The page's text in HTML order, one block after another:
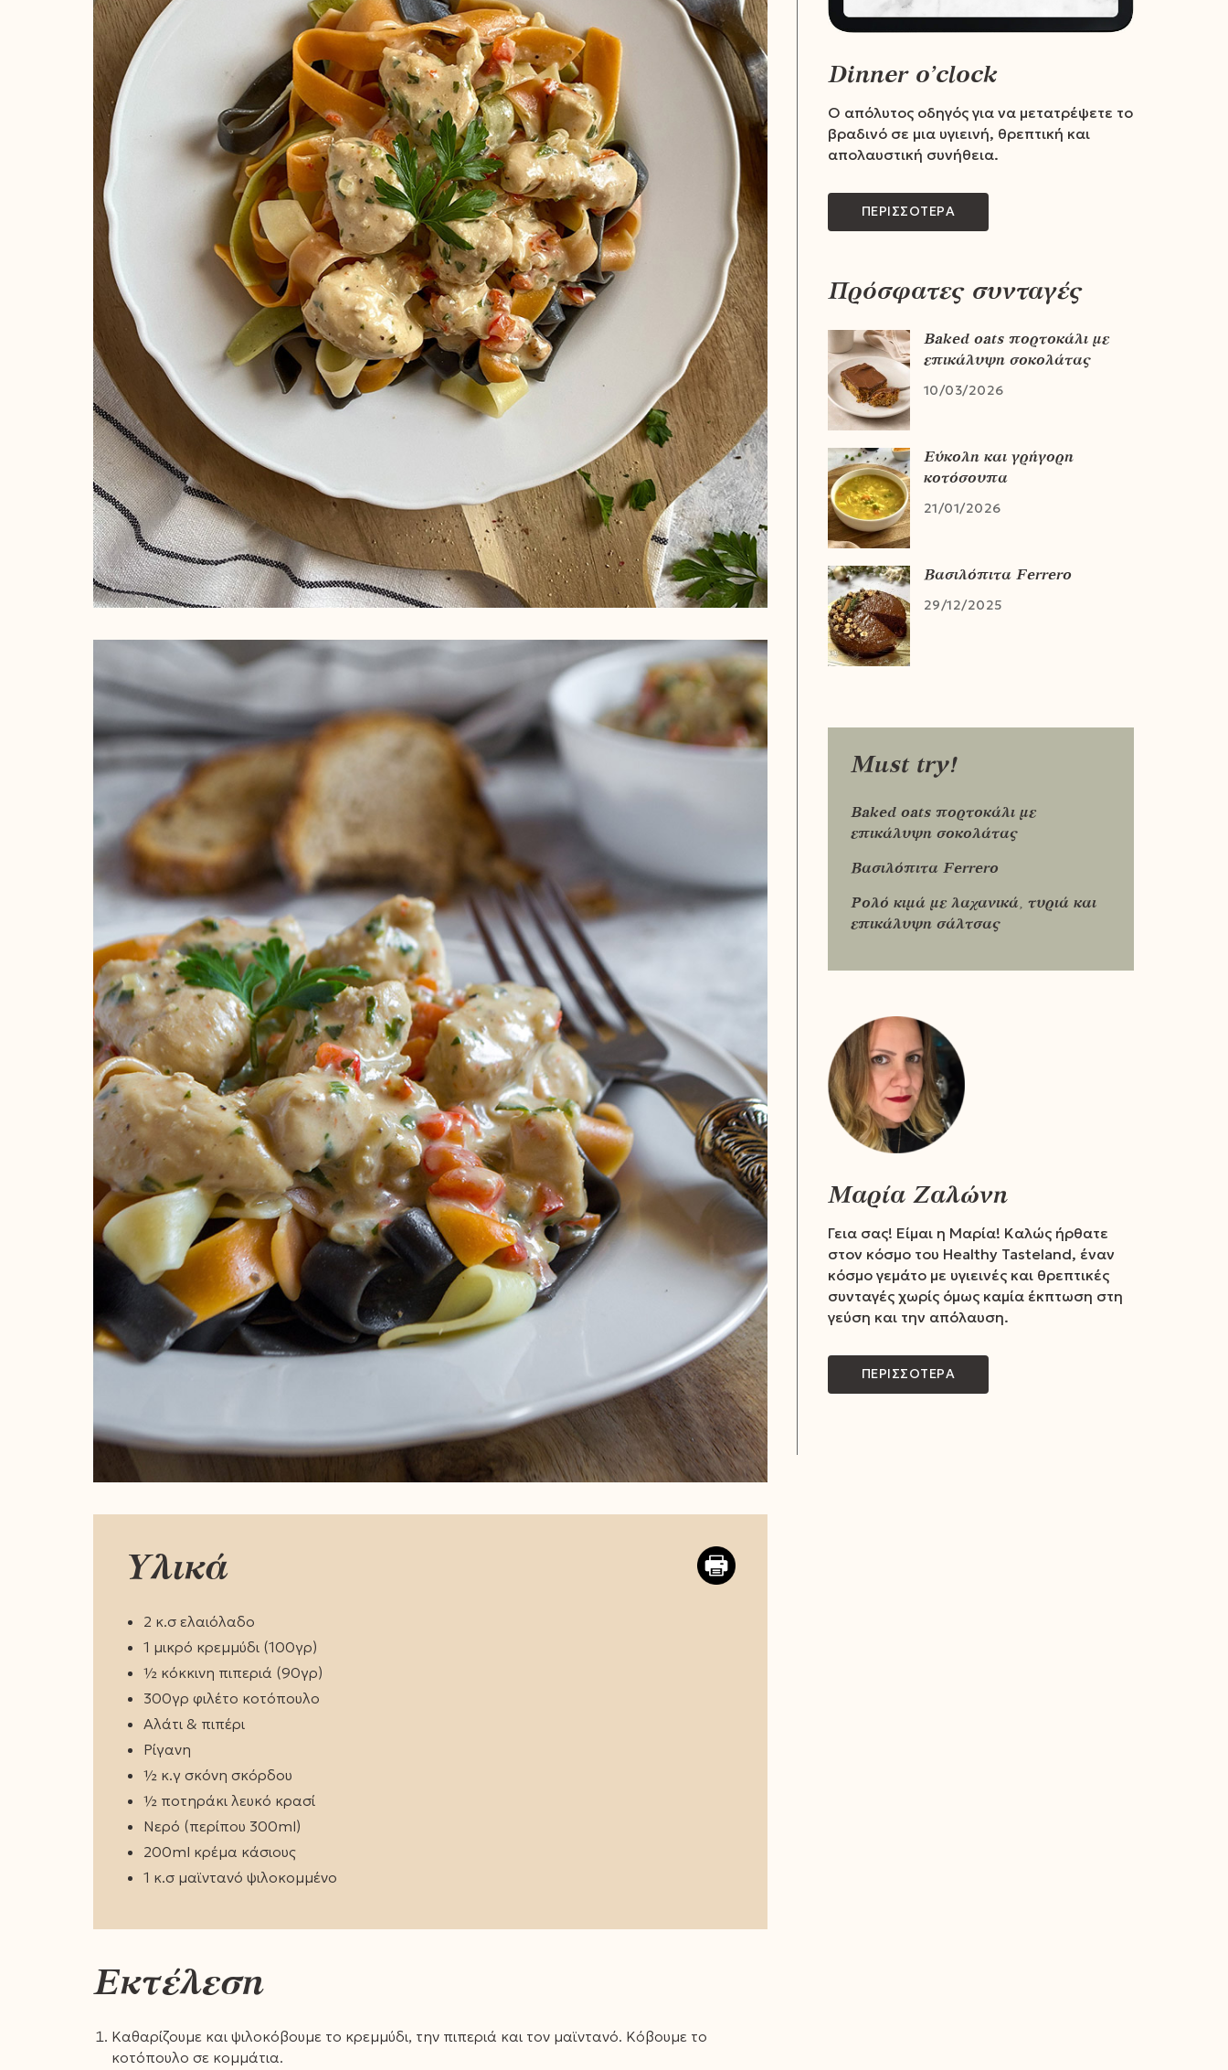
Υλικά
2 κ.σ ελαιόλαδο
1 μικρό κρεμμύδι (100γρ)
½ κόκκινη πιπεριά (90γρ)
300γρ φιλέτο κοτόπουλο
Αλάτι & πιπέρι
Ρίγανη
½ κ.γ σκόνη σκόρδου
½ ποτηράκι λευκό κρασί
Νερό (περίπου 300ml)
200ml κρέμα κάσιους
1 κ.σ μαϊντανό ψιλοκομμένο
Εκτέλεση
Καθαρίζουμε και ψιλοκόβουμε το κρεμμύδι, την πιπεριά και τον μαϊντανό. Κόβουμε το
κοτόπουλο σε κομμάτια.
Dinner o’clock
Ο απόλυτος οδηγός για να μετατρέψετε το
βραδινό σε μια υγιεινή, θρεπτική και
απολαυστική συνήθεια.
ΠΕΡΙΣΣΟΤΕΡΑ
Πρόσφατες συνταγές
Baked oats πορτοκάλι με
επικάλυψη σοκολάτας
10/03/2026
Εύκολη και γρήγορη
κοτόσουπα
21/01/2026
Βασιλόπιτα Ferrero
29/12/2025
Must try!
Baked oats πορτοκάλι με
επικάλυψη σοκολάτας
Βασιλόπιτα Ferrero
Ρολό κιμά με λαχανικά, τυριά και
επικάλυψη σάλτσας
Μαρία Ζαλώνη
Γεια σας! Είμαι η Μαρία! Καλώς ήρθατε
στον κόσμο του Healthy Tasteland, έναν
κόσμο γεμάτο με υγιεινές και θρεπτικές
συνταγές χωρίς όμως καμία έκπτωση στη
γεύση και την απόλαυση.
ΠΕΡΙΣΣΟΤΕΡΑ